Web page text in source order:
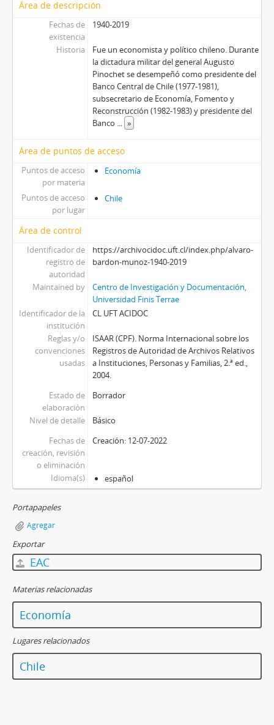
Área de descripción
Fechas de
existencia
1940-2019
Historia
Fue un economista y político chileno. Durante
la dictadura militar del general Augusto
Pinochet se desempeñó como presidente del
Banco Central de Chile (1977-1981),
subsecretario de Economía, Fomento y
Reconstrucción (1982-1983) y presidente del
Banco ... »
Área de puntos de acceso
Puntos de acceso
por materia
Economía
Puntos de acceso
por lugar
Chile
Área de control
Identificador de
registro de
autoridad
https://archivocidoc.uft.cl/index.php/alvaro-
bardon-munoz-1940-2019
Maintained by
Centro de Investigación y Documentación,
Universidad Finis Terrae
Identificador de la
institución
CL UFT ACIDOC
Reglas y/o
convenciones
usadas
ISAAR (CPF). Norma Internacional sobre los
Registros de Autoridad de Archivos Relativos
a Instituciones, Personas y Familias, 2.ª ed.,
2004.
Estado de
elaboración
Borrador
Nivel de detalle
Básico
Fechas de
creación, revisión
o eliminación
Creación: 12-07-2022
Idioma(s) español
Portapapeles
Agregar
Exportar
EAC
Materias relacionadas
Economía
Lugares relacionados
Chile